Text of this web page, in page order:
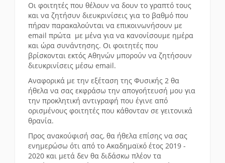
Οι φοιτητές που θέλουν να δουν το γραπτό τους
και να ζητήσυν διευκρινίσεις για το βαθμό που
πήραν παρακαλούνται να επικοινωνήσουν με
email πρώτα με μένα για να κανονίσουμε ημέρα
και ώρα συνάντησης. Οι φοιτητές που
βρίσκονται εκτός Αθηνών μπορούν να ζητήσουν
διευκρινίσεις μέσω email.
Αναφορικά με την εξέταση της Φυσικής 2 θα
ήθελα να σας εκφράσω την απογοήτευσή μου για
την προκλητική αντιγραφή που έγινε από
ορισμένους φοιτητές που κάθονταν σε γειτονικά
θρανία.
Προς ανακούφισή σας, θα ήθελα επίσης να σας
ενημερώσω ότι από το Ακαδημαϊκό έτος 2019 -
2020 και μετά δεν θα διδάσκω πλέον τα